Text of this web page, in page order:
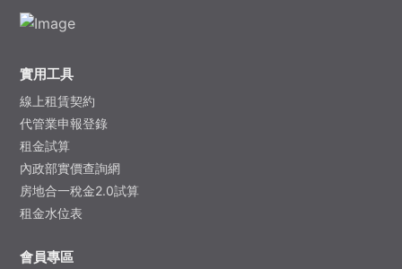
實用工具
線上租賃契約
代管業申報登錄
租金試算
內政部實價查詢網
房地合一稅金2.0試算
租金水位表
會員專區